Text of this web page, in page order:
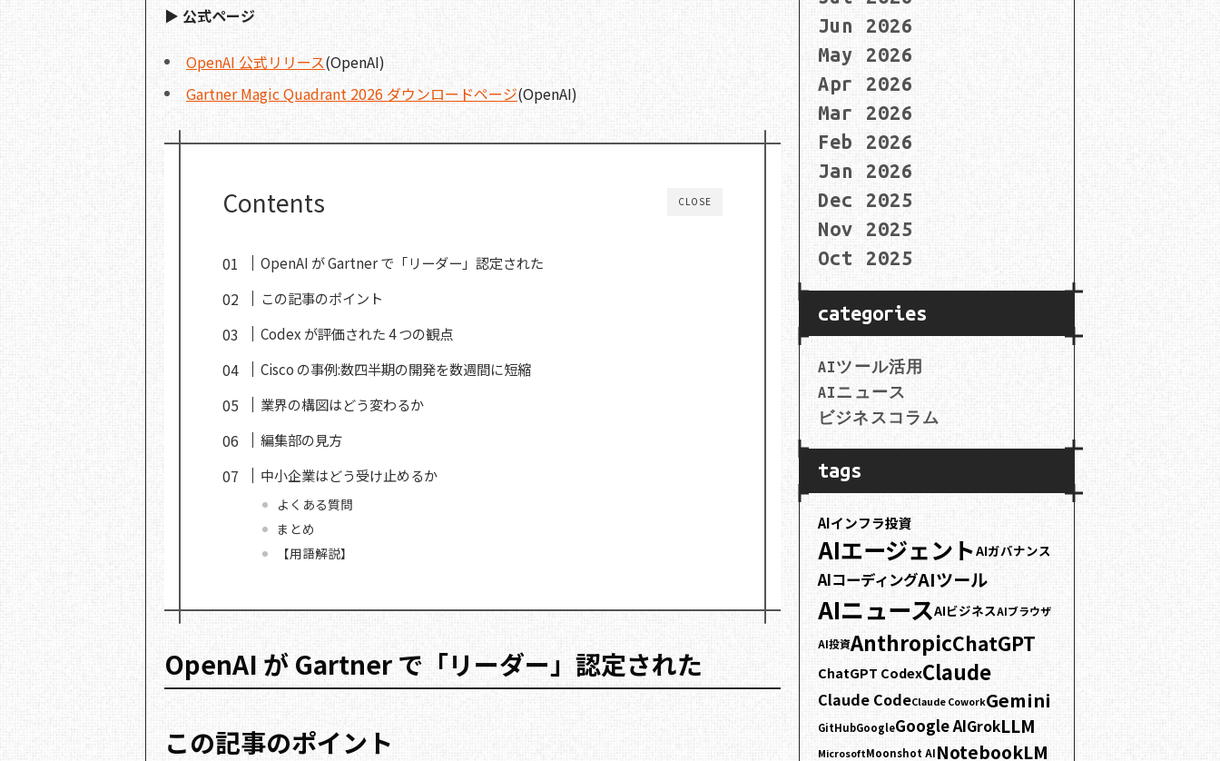
▶ 公式ページ
OpenAI 公式リリース(OpenAI)
Gartner Magic Quadrant 2026 ダウンロードページ(OpenAI)
CLOSE
Contents
OpenAI が Gartner で「リーダー」認定された
この記事のポイント
Codex が評価された 4 つの観点
Cisco の事例:数四半期の開発を数週間に短縮
業界の構図はどう変わるか
編集部の見方
中小企業はどう受け止めるか
よくある質問
まとめ
【用語解説】
OpenAI が Gartner で「リーダー」認定された
この記事のポイント
Jun 2026
May 2026
Apr 2026
Mar 2026
Feb 2026
Jan 2026
Dec 2025
Nov 2025
Oct 2025
categories
AIツール活用
AIニュース
ビジネスコラム
tags
AIインフラ投資
AIエージェントAIガバナンス
AIコーディングAIツール
AIニュースAIビジネスAIブラウザ
AI投資AnthropicChatGPT
ChatGPT CodexClaude
Claude CodeClaude CoworkGemini
GitHubGoogleGoogle AIGrokLLM
MicrosoftMoonshot AINotebookLM